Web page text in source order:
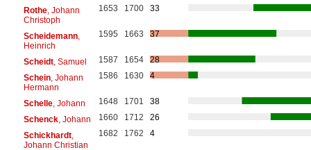
Rothe, Johann
Christoph
1653 1700 33
Scheidemann,
Heinrich
1595 1663 37
Scheidt, Samuel 1587 1654
28
Schein, Johann
Hermann
1586 1630 4
Schelle, Johann 1648 1701
38
Schenck, Johann 1660 1712
26
Schickhardt,
Johann Christian
1682 1762 4